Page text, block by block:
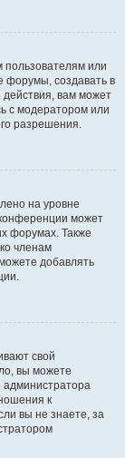
или
форумы, создавать в
вам может
с модератором или
разрешения.
на уровне
может
форумах. Также
членам
добавлять
свой
вы можете
администратора
к
вы не знаете, за